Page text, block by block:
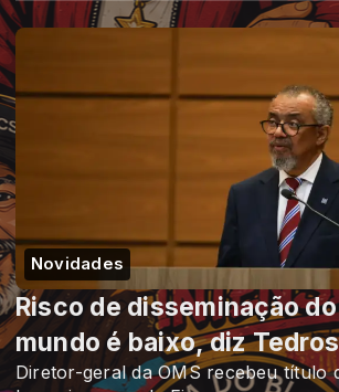
Novidades
Risco de disseminação
mundo é baixo, diz
Diretor-geral da OMS recebeu título